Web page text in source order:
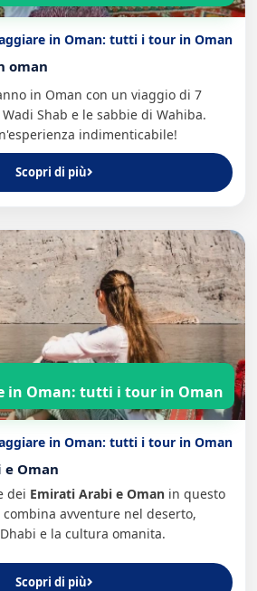
in Oman: tutti i tour in Oman
oman
in Oman con un viaggio di 7
Shab e le sabbie di Wahiba.
indimenticabile!
Scopri di più
in Oman: tutti i tour in Oman
in Oman: tutti i tour in Oman
Oman
dei Emirati Arabi e Oman in questo
avventure nel deserto,
e la cultura omanita.
Scopri di più